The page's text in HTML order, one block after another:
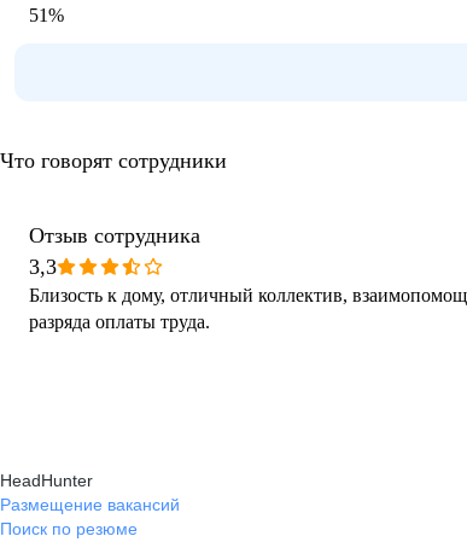
51%
Что говорят сотрудники
Отзыв сотрудника
3,3
Близость к дому, отличный коллектив,
разряда оплаты труда.
HeadHunter
Размещение вакансий
Поиск по резюме